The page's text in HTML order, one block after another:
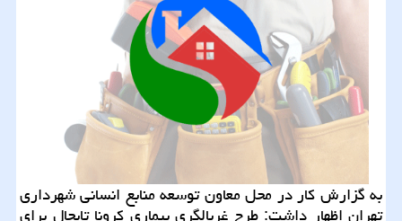
به گزارش كار در محل معاون توسعه منابع انسانی شهرداری
تهران اظهار داشت: طرح غربالگری بیماری كرونا تابحال برای